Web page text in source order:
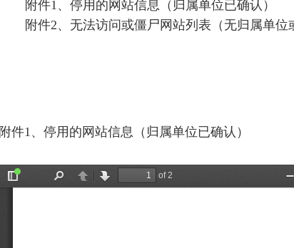
附件1、停用的网站信息（归属单位已确认）
附件2、无法访问或僵尸网站列表（无归属单位
附件1、停用的网站信息（归属单位已确认）